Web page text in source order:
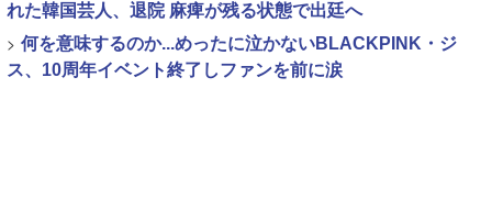
れた韓国芸人、退院 麻痺が残る状態で出廷へ
> 何を意味するのか...めったに泣かないBLACKPINK・ジ
ス、10周年イベント終了しファンを前に涙